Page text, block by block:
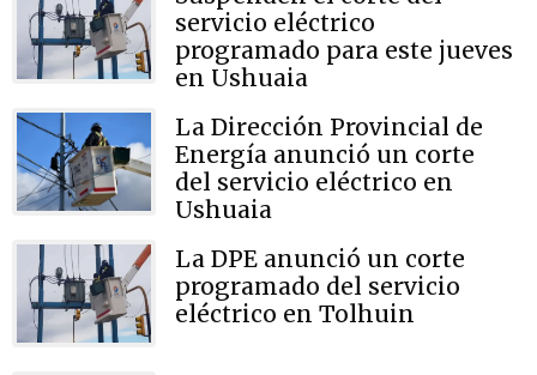
servicio eléctrico
programado para este jueves
en Ushuaia
La Dirección Provincial de
Energía anunció un corte
del servicio eléctrico en
Ushuaia
La DPE anunció un corte
programado del servicio
eléctrico en Tolhuin